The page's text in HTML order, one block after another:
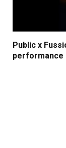
Public x
performance